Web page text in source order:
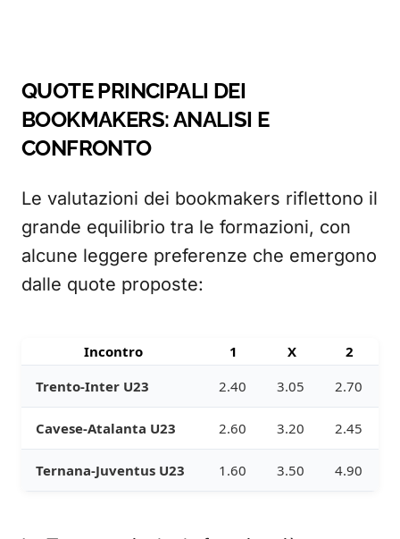
QUOTE PRINCIPALI DEI
BOOKMAKERS: ANALISI E
CONFRONTO
Le valutazioni dei bookmakers riflettono il
grande equilibrio tra le formazioni, con
alcune leggere preferenze che emergono
dalle quote proposte:
Incontro 1 X
2
Trento-Inter U23
2.40 3.05 2.70
Cavese-Atalanta U23 2.60 3.20 2.45
Ternana-Juventus U23 1.60 3.50 4.90